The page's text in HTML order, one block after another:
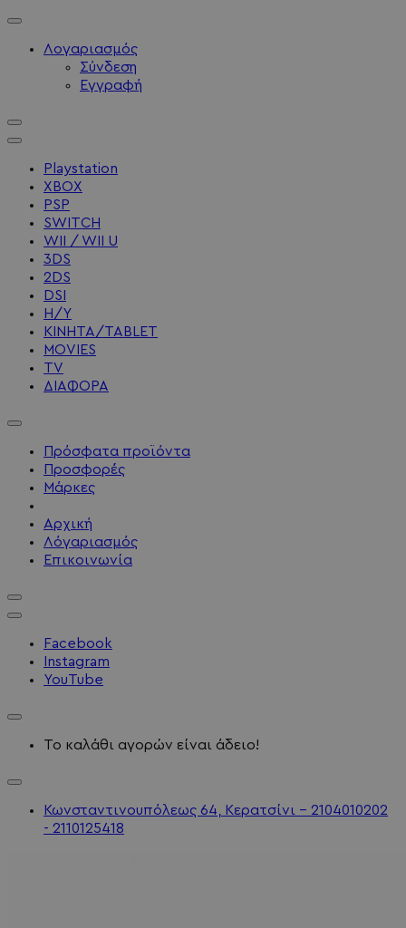
Λογαριασμός
Σύνδεση
Εγγραφή
Playstation
XBOX
PSP
SWITCH
WII / WII U
3DS
2DS
DSI
Η/Υ
ΚΙΝΗΤΑ/TABLET
MOVIES
TV
ΔΙΑΦΟΡΑ
Πρόσφατα προϊόντα
Προσφορές
Μάρκες
Αρχική
Λόγαριασμός
Επικοινωνία
Facebook
Instagram
YouTube
Το καλάθι αγορών είναι άδειο!
Κωνσταντινουπόλεως 64, Κερατσίνι - 2104010202
- 2110125418